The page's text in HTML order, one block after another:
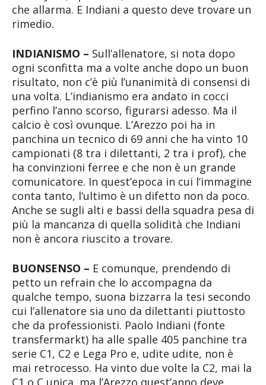
che allarma. E Indiani a questo deve trovare un
rimedio.
INDIANISMO – Sull’allenatore, si nota dopo
ogni sconfitta ma a volte anche dopo un buon
risultato, non c’è più l’unanimità di consensi di
una volta. L’indianismo era andato in cocci
perfino l’anno scorso, figurarsi adesso. Ma il
calcio è così ovunque. L’Arezzo poi ha in
panchina un tecnico di 69 anni che ha vinto 10
campionati (8 tra i dilettanti, 2 tra i prof), che
ha convinzioni ferree e che non è un grande
comunicatore. In quest’epoca in cui l’immagine
conta tanto, l’ultimo è un difetto non da poco.
Anche se sugli alti e bassi della squadra pesa di
più la mancanza di quella solidità che Indiani
non è ancora riuscito a trovare.
BUONSENSO – E comunque, prendendo di
petto un refrain che lo accompagna da
qualche tempo, suona bizzarra la tesi secondo
cui l’allenatore sia uno da dilettanti piuttosto
che da professionisti. Paolo Indiani (fonte
transfermarkt) ha alle spalle 405 panchine tra
serie C1, C2 e Lega Pro e, udite udite, non è
mai retrocesso. Ha vinto due volte la C2, mai la